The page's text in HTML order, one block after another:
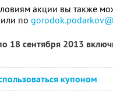
акции вы также
по
18 сентября 2013
купоном